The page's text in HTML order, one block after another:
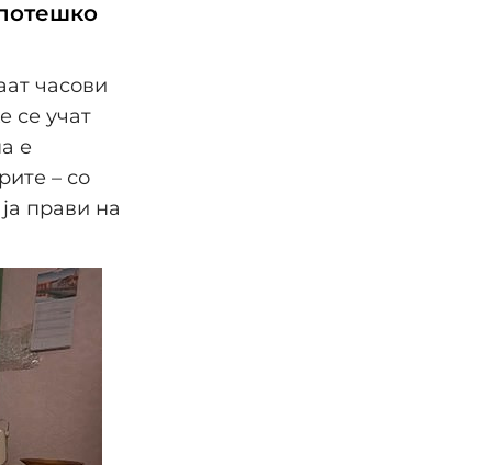
часови
се учат
е
– со
прави на